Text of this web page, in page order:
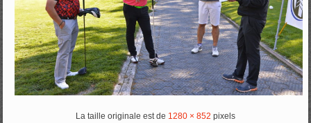
La taille originale est de 1280 × 852 pixels